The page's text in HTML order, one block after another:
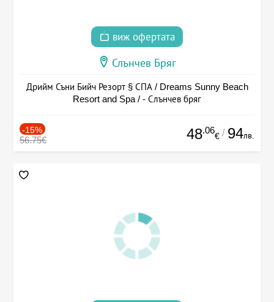
виж офертата
Слънчев Бряг
Дрийм Съни Бийч Резорт § СПА / Dreams Sunny Beach
Resort and Spa / - Слънчев бряг
-15%
56.75€ 48.06
€ / 94лв.